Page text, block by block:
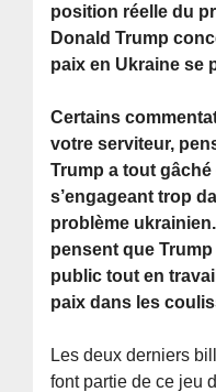
position réelle du
Donald Trump
paix en Ukraine se
Certains
votre serviteur,
Trump a tout gâché
s’engageant trop
problème
pensent que
public tout en
paix dans les
Les deux derniers
font partie de ce jeu